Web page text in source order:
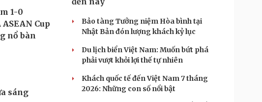
sáng
Bảo tàng Tưởng niệm Hòa bình tại
Nhật Bản đón lượng khách kỷ lục
Du lịch biển Việt Nam: Muốn bứt phá
phải vượt khỏi lợi thế tự nhiên
Khách quốc tế đến Việt Nam 7 tháng
2026: Những con số nổi bật